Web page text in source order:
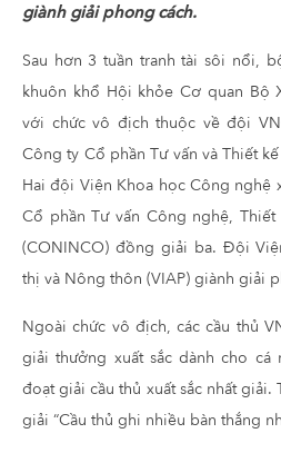
giành giải phong cách.
Sau hơn 3 tuần tranh tài sôi nổi,
khuôn khổ Hội khỏe Cơ quan Bộ
với chức vô địch thuộc về đội
Công ty Cổ phần Tư vấn và Thiết
Hai đội Viện Khoa học Công nghệ
Cổ phần Tư vấn Công nghệ,
(CONINCO) đồng giải ba. Đội
thị và Nông thôn (VIAP) giành giải
Ngoài chức vô địch, các cầu thủ
giải thưởng xuất sắc dành cho cá
đoạt giải cầu thủ xuất sắc nhất
giải “Cầu thủ ghi nhiều bàn thắng